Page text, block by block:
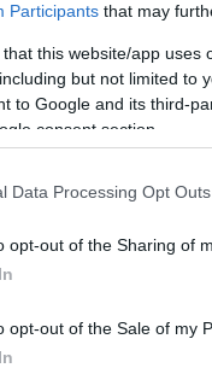
Participants that may
that this website/app
but not limited to
to Google and its third-
consent section.
Data Processing Opt Outs
opt-out of the Sharing of
opt-out of the Sale of my
Czajczyńskie;